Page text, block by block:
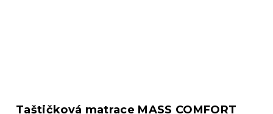
Taštičková matrace MASS COMFORT